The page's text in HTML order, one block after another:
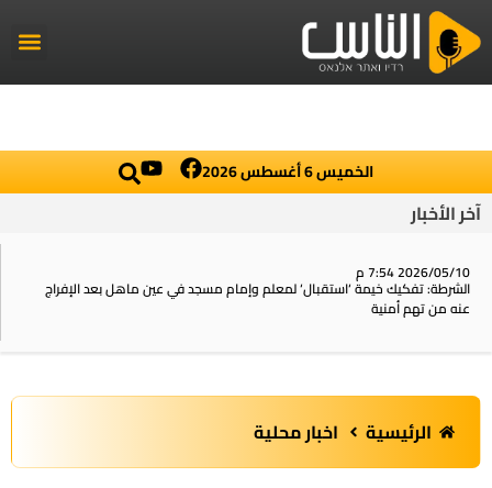
الخميس 6 أغسطس 2026
آخر الأخبار
2026/05/10 7:54 م
الشرطة: تفكيك خيمة ‘استقبال‘ لمعلم وإمام مسجد في عين ماهل بعد الإفراج
عنه من تهم أمنية
الرئيسية اخبار محلية